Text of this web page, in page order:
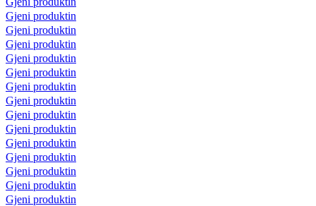
Gjeni produktin
Gjeni produktin
Gjeni produktin
Gjeni produktin
Gjeni produktin
Gjeni produktin
Gjeni produktin
Gjeni produktin
Gjeni produktin
Gjeni produktin
Gjeni produktin
Gjeni produktin
Gjeni produktin
Gjeni produktin